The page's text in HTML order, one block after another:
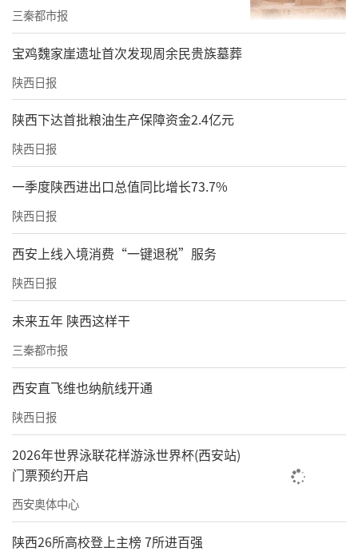
百益木瓜酒，用汉江山泉水和富硒木瓜酿造，
最大限度地吸取和保留了鲜木瓜中的有用成
分，“取源头之水，酿百益精品。”推出3款6
度酒主打产品。
经过三十余年的发展，现在百益木瓜饮品厂已
经发展成初具规模的陕西安康百益实业有限责
任公司，并逐步将木瓜产业化发展。2021年12
月14日，百益木瓜酒品牌广告正式登录CCTV-1
7中央电视台农业农村频道，也意味着白河百益
木瓜酒品质得到央视的认可。
历经几十年的发展与变革，张成祥和百益的初
心依旧没变，“用心酿造好品质，让百益木瓜
酒一代代传承下来。”
三秦都市报
宝鸡魏家崖遗址首次发现周余民贵族墓葬
陕西日报
陕西下达首批粮油生产保障资金2.4亿元
陕西日报
一季度陕西进出口总值同比增长73.7%
陕西日报
西安上线入境消费“一键退税”服务
陕西日报
未来五年 陕西这样干
三秦都市报
西安直飞维也纳航线开通
陕西日报
2026年世界泳联花样游泳世界杯(西安站)
门票预约开启
西安奥体中心
陕西26所高校登上主榜 7所进百强